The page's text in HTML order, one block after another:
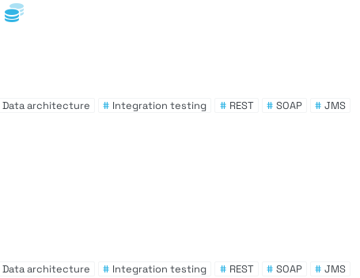
Data architecture # Integration testing # REST # SOAP # JMS
Data architecture # Integration testing # REST # SOAP # JMS